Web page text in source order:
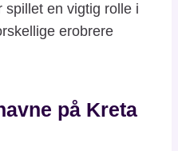
spillet en vigtig rolle i
erobrere
på Kreta